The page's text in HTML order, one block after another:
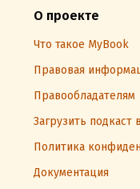
О проекте
Что такое MyBook
Правовая
Правообладателям
Загрузить подкаст
Политика
Документация